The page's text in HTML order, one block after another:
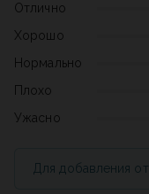
Отлично
Хорошо
Нормально
Плохо
Ужасно
Для добавления